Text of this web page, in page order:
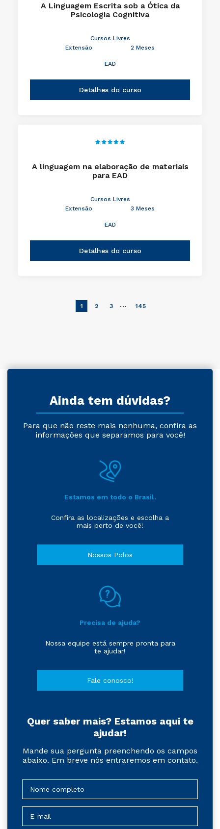
A Linguagem Escrita sob a Ótica da
Psicologia Cognitiva
Cursos Livres
Extensão
2 Meses
EAD
Detalhes do curso
A linguagem na elaboração de materiais
para EAD
Cursos Livres
Extensão
3 Meses
EAD
Detalhes do curso
1 2 3 … 145
Ainda tem dúvidas?
Para que não reste mais nenhuma, confira as
informações que separamos para você!
Estamos em todo o Brasil.
Confira as localizações e escolha a
mais perto de você!
Nossos Polos
Precisa de ajuda?
Nossa equipe está sempre pronta para
te ajudar!
Fale conosco!
Quer saber mais? Estamos aqui te
ajudar!
Mande sua pergunta preenchendo os campos
abaixo. Em breve nós entraremos em contato.